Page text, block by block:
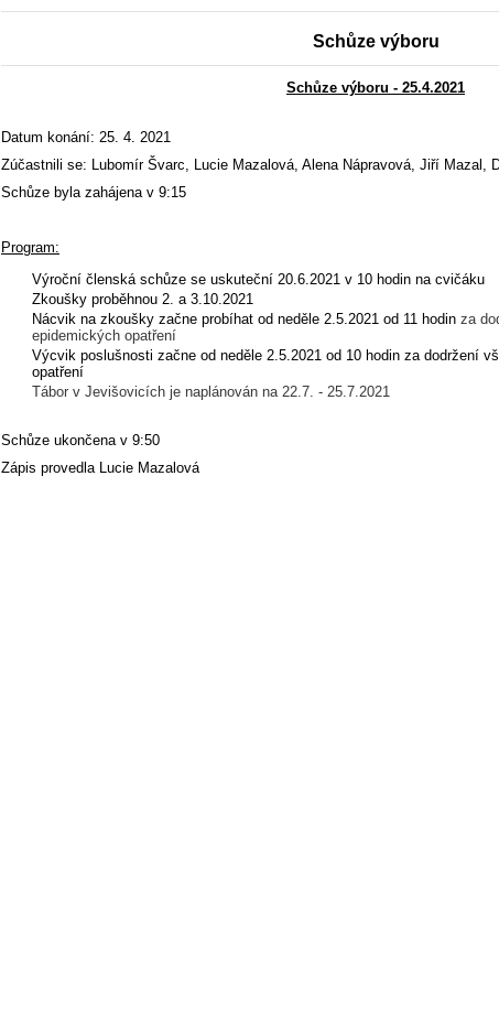
Schůze výboru
Schůze výboru - 25.4.2021
Datum konání: 25. 4. 2021
Zúčastnili se: Lubomír Švarc, Lucie Mazalová, Alena Nápravová, Jiří Mazal,
Schůze byla zahájena v 9:15
Program:
Výroční členská schůze se uskuteční 20.6.2021 v 10 hodin na cvičáku
Zkoušky proběhnou 2. a 3.10.2021
Nácvik na zkoušky začne probíhat od neděle 2.5.2021 od 11 hodin za
epidemických opatření
Výcvik poslušnosti začne od neděle 2.5.2021 od 10 hodin za dodržení
opatření
Tábor v Jevišovicích je naplánován na 22.7. - 25.7.2021
Schůze ukončena v 9:50
Zápis provedla Lucie Mazalová